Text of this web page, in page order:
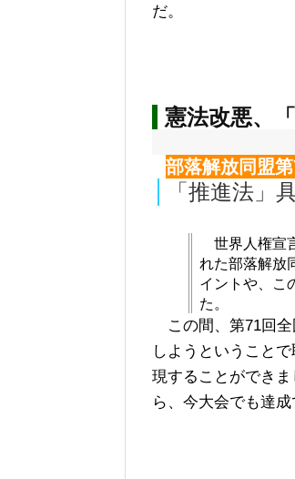
だ。
憲法改悪、
部落解放同盟
「推進法」
世界人権宣
れた部落解放
イントや、こ
た。
この間、第71回全
しようということ
現することができ
ら、今大会でも達